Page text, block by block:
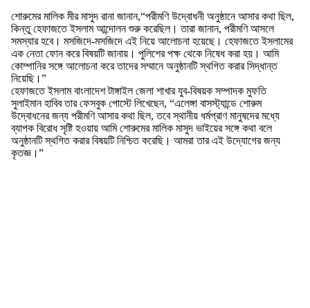
শোরুমের মালিক মীর মাসুদ রানা জানান,“পরীমণি উদ্বোধনী অনুষ্ঠানে আসার কথা ছিল,
কিন্তু হেফাজতে ইসলাম আন্দোলন শুরু করেছিল। তারা জানান, পরীমণি আসলে
সমস্যার হবে। মসজিদে-মসজিদে এই নিয়ে আলোচনা হয়েছে। হেফাজতে ইসলামের
এক নেতা ফোন করে বিষয়টি জানায়। পুলিশের পক্ষ থেকে নিষেধ করা হয়। আমি
কোম্পানির সঙ্গে আলোচনা করে তাদের সম্মানে অনুষ্ঠানটি স্থগিত করার সিদ্ধান্ত
নিয়েছি।”
হেফাজতে ইসলাম বাংলাদেশ টাঙ্গাইল জেলা শাখার যুব-বিষয়ক সম্পাদক মুফতি
সুলাইমান হাবিব তার ফেসবুক পোস্টে লিখেছেন, “এলেঙ্গা বাসস্ট্যান্ডে শোরুম
উদ্বোধনের জন্য পরীমণি আসার কথা ছিল, তবে স্থানীয় ধর্মপ্রাণ মানুষদের মধ্যে
ব্যাপক বিরোধ সৃষ্টি হওয়ায় আমি শোরুমের মালিক মাসুদ ভাইয়ের সঙ্গে কথা বলে
অনুষ্ঠানটি স্থগিত করার বিষয়টি নিশ্চিত করেছি। আমরা তার এই উদ্যোগের জন্য
কৃতজ্ঞ।”